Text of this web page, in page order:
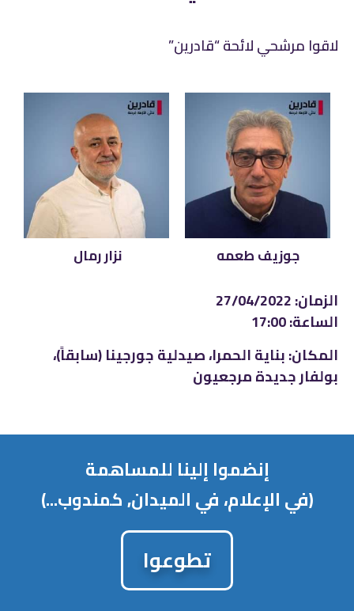
لاقوا مرشحي لائحة “قادرين”
جوزيف طعمه نزار رمال
الزمان: 27/04/2022
الساعة: 17:00
المكان: بناية الحمرا، صيدلية جورجينا (سابقاً)،
بولفار جديدة مرجعيون
إنضموا إلينا للمساهمة
(في الإعلام، في الميدان, كمندوب...)
تطوعوا